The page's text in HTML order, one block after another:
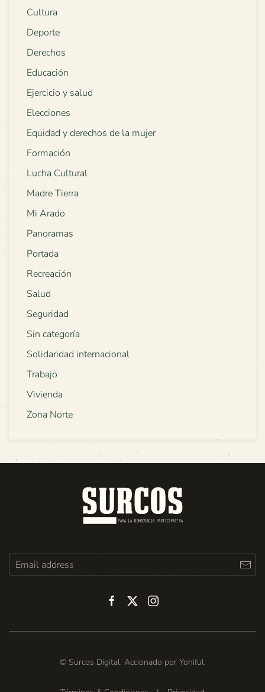
Cultura
Deporte
Derechos
Educación
Ejercicio y salud
Elecciones
Equidad y derechos de la mujer
Formación
Lucha Cultural
Madre Tierra
Mi Arado
Panoramas
Portada
Recreación
Salud
Seguridad
Sin categoría
Solidaridad internacional
Trabajo
Vivienda
Zona Norte
© Surcos Digital. Accionado por Yohiful.